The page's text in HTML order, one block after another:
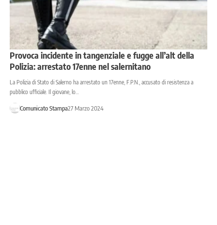
Provoca incidente in tangenziale e fugge all’alt della
Polizia: arrestato 17enne nel salernitano
La Polizia di Stato di Salerno ha arrestato un 17enne, F.P.N., accusato di resistenza a
pubblico ufficiale. Il giovane, lo…
Comunicato Stampa27 Marzo 2024